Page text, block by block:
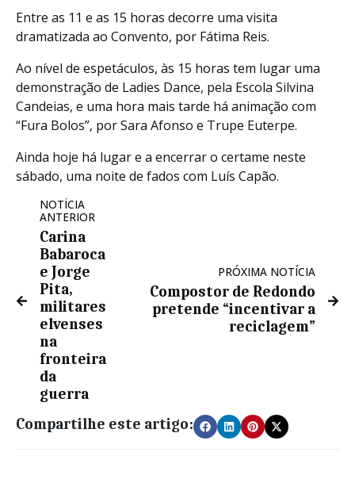
Entre as 11 e as 15 horas decorre uma visita
dramatizada ao Convento, por Fátima Reis.
Ao nível de espetáculos, às 15 horas tem lugar uma
demonstração de Ladies Dance, pela Escola Silvina
Candeias, e uma hora mais tarde há animação com
“Fura Bolos”, por Sara Afonso e Trupe Euterpe.
Ainda hoje há lugar e a encerrar o certame neste
sábado, uma noite de fados com Luís Capão.
NOTÍCIA
ANTERIOR
Carina
Babaroca
e Jorge
Pita,
militares
elvenses
na
fronteira
da
guerra
PRÓXIMA NOTÍCIA
Compostor de Redondo
pretende “incentivar a
reciclagem”
Compartilhe este artigo: